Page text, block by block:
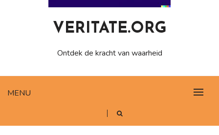
MENU
VERITATE.ORG
Ontdek de kracht van waarheid